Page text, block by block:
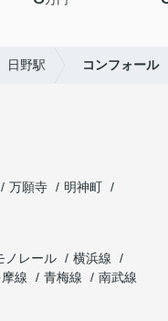
日野駅 コンフォール
万願寺
明神町
ノレール
横浜線
線 青梅線
南武線